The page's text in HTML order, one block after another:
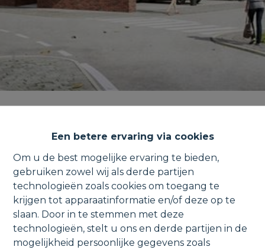
Een betere ervaring via cookies
Om u de best mogelijke ervaring te bieden,
gebruiken zowel wij als derde partijen
technologieën zoals cookies om toegang te
krijgen tot apparaatinformatie en/of deze op te
slaan. Door in te stemmen met deze
technologieën, stelt u ons en derde partijen in de
mogelijkheid persoonlijke gegevens zoals
Projectgrond met vergunning
voor 9 appartementen.
August van Landeghemstraat , 2830
Willebroek VERKOCHT